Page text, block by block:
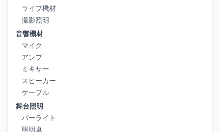
ライブ機材
撮影照明
音響機材
マイク
アンプ
ミキサー
スピーカー
ケーブル
舞台照明
パーライト
照明卓